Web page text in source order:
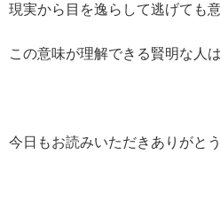
現実から目を逸らして逃げても
この意味が理解できる賢明な人
今日もお読みいただきありがと